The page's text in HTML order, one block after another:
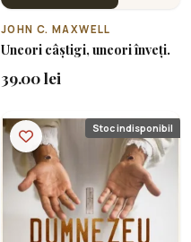
JOHN C. MAXWELL
Uneori câștigi, uneori înveți.
39.00 lei
Stoc indisponibil